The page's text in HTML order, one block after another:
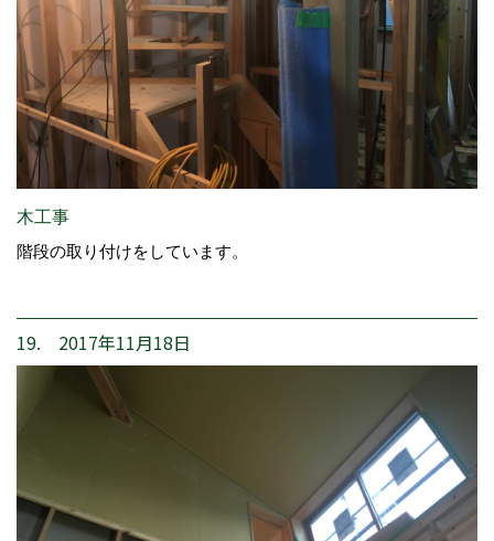
木工事
階段の取り付けをしています。
19. 2017年11月18日